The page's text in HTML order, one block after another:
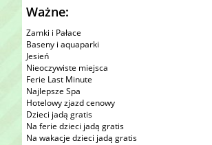
Ważne:
Zamki i Pałace
Baseny i aquaparki
Jesień
Nieoczywiste miejsca
Ferie Last Minute
Najlepsze Spa
Hotelowy zjazd cenowy
Dzieci jadą gratis
Na ferie dzieci jadą gratis
Na wakacje dzieci jadą gratis